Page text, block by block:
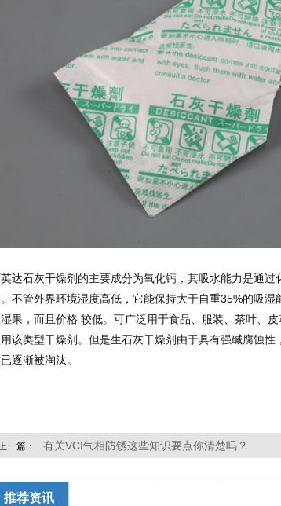
达石灰干燥剂的主要成分为氧化钙，其吸水能力是通
不管外界环境湿度高低，它能保持大于自重35%的吸
果，而且价格 较低。可广泛用于食品、服装、茶叶、
该类型干燥剂。但是生石灰干燥剂由于具有强碱腐蚀
逐渐被淘汰。
一篇： 有关VCI气相防锈这些知识要点你清楚吗？ ​
推荐资讯